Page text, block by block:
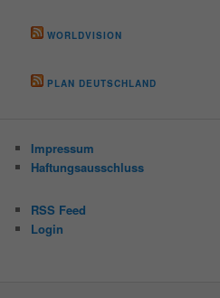
WORLDVISION
PLAN DEUTSCHLAND
Impressum
Haftungsausschluss
RSS Feed
Login